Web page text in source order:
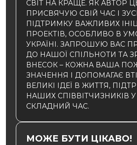
СВІТ НА КРАЩЕ. ЯК АВТОР
ПРИСВЯЧУЮ СВІЙ ЧАС І
ПІДТРИМКУ ВАЖЛИВИХ
ПРОЕКТІВ, ОСОБЛИВО В
УКРАЇНІ. ЗАПРОШУЮ ВАС
ДО НАШОЇ СПІЛЬНОТИ ТА
ВНЕСОК – КОЖНА ВАША
ЗНАЧЕННЯ І ДОПОМАГАЄ
ВЕЛИКІ ІДЕЇ В ЖИТТЯ,
НАШИХ СПІВВІТЧИЗНИКІВ
СКЛАДНИЙ ЧАС.
МОЖЕ БУТИ ЦІКАВО!